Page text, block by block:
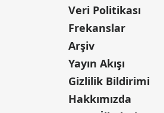
Veri Politikası
Frekanslar
Arşiv
Yayın Akışı
Gizlilik Bildirimi
Hakkımızda